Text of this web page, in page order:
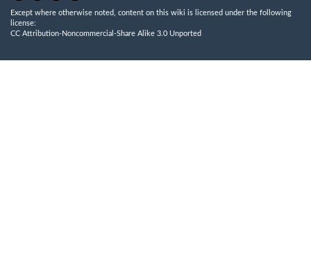
Except where otherwise noted, content on this wiki is licensed under the following
license:
CC Attribution-Noncommercial-Share Alike 3.0 Unported